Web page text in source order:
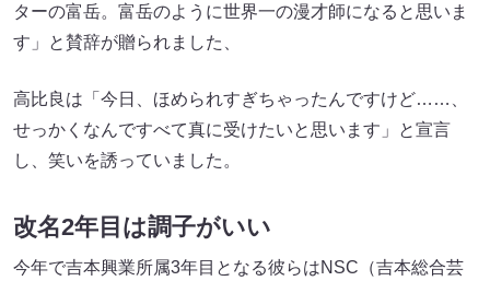
ターの富岳。富岳のように世界一の漫才師になると思いま
す」と賛辞が贈られました、
高比良は「今日、ほめられすぎちゃったんですけど……、
せっかくなんですべて真に受けたいと思います」と宣言
し、笑いを誘っていました。
改名2年目は調子がいい
今年で吉本興業所属3年目となる彼らはNSC（吉本総合芸